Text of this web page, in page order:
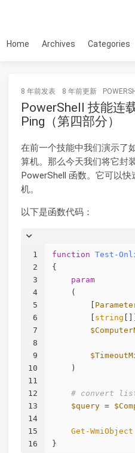
Home Archives Categories
8 年前发表 8 年前更新
PowerShell 技能连
Ping（第四部分）
在前一个技能中我们演示了
算机。那么今天我们将它封
PowerShell 函数。它可以
机。
以下是函数代码：
1
2
3
4
5
6
7
8
9
10
11
12
13
14
15
16
function Test-
{
param
    (
        [
        [
string []]
    )
# convert
$query =
Get-WmiObject
}